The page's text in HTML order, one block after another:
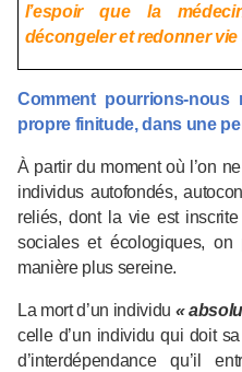
l’espoir que la
décongeler et redonner
Comment pourrions-
propre finitude, dans une
À partir du moment où l’on
individus autofondés,
reliés, dont la vie est
sociales et écologiques,
manière plus sereine.
La mort d’un individu «
celle d’un individu qui doit
d’interdépendance qu’il